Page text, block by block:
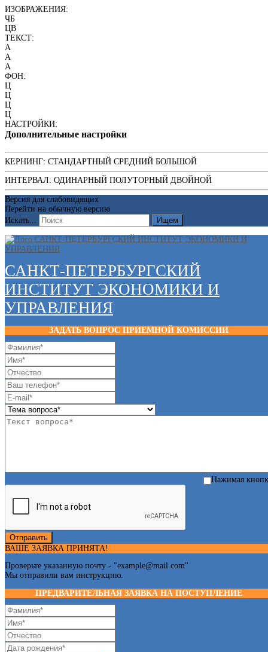
ИЗОБРАЖЕНИЯ:
ЧБ
ЦВ
ТЕКСТ:
A
A
A
ФОН:
Ц
Ц
Ц
Ц
НАСТРОЙКИ:
Дополнительные настройки
КЕРНИНГ: СТАНДАРТНЫЙ СРЕДНИЙ БОЛЬШОЙ
ИНТЕРВАЛ: ОДИНАРНЫЙ ПОЛУТОРНЫЙ ДВОЙНОЙ
Версия для слабовидящих
Перейти на обычную версию
Искать...
Ищем
САНКТ-ПЕТЕРБУРГСКИЙ
ИНСТИТУТ ЭКОНОМИКИ И
УПРАВЛЕНИЯ
ЗАДАТЬ ВОПРОС ПРИЕМНОЙ КОМИССИИ
Нажимая
Отправить
ВАШЕ ЗАЯВКА ПРИНЯТА!
Проверьте указанную почту - "example@mail.com"
Мы отправили вам инструкцию.
ПРЕДВАРИТЕЛЬНАЯ ЗАЯВКА НА ПОСТУПЛЕНИЕ